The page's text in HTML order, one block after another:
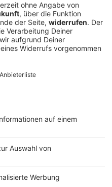
etwas sagen?